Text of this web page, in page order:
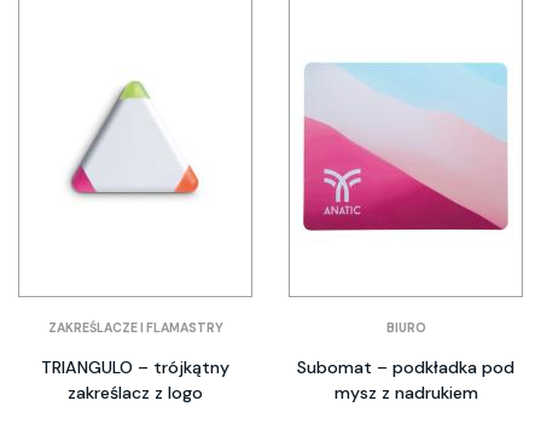
ZAKREŚLACZE I FLAMASTRY
TRIANGULO – trójkątny
zakreślacz z logo
BIURO
Subomat – podkładka pod
mysz z nadrukiem